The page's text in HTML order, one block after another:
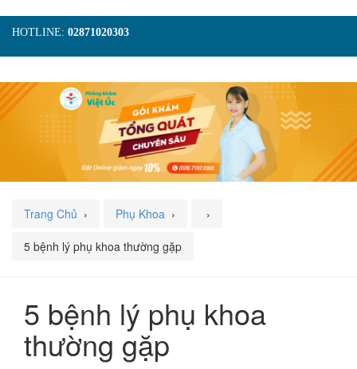
HOTLINE: 02871020303
TRANG CHỦ
GIỚI THIỆU
TIN TỨC
DỊCH VỤ
GÓI KHÁM
HÌNH ẢNH
LIÊN HỆ
ĐẶT LỊCH KHÁM
Trang Chủ › Phụ Khoa › ›
5 bệnh lý phụ khoa thường gặp
5 bệnh lý phụ khoa
thường gặp